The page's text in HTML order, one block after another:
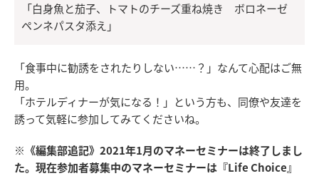
「白身魚と茄子、トマトのチーズ重ね焼き ボロネーゼ
ペンネパスタ添え」
「食事中に勧誘をされたりしない……？」なんて心配はご無
用。
「ホテルディナーが気になる！」という方も、同僚や友達を
誘って気軽に参加してみてくださいね。
※《編集部追記》2021年1月のマネーセミナーは終了しまし
た。現在参加者募集中のマネーセミナーは『Life Choice』